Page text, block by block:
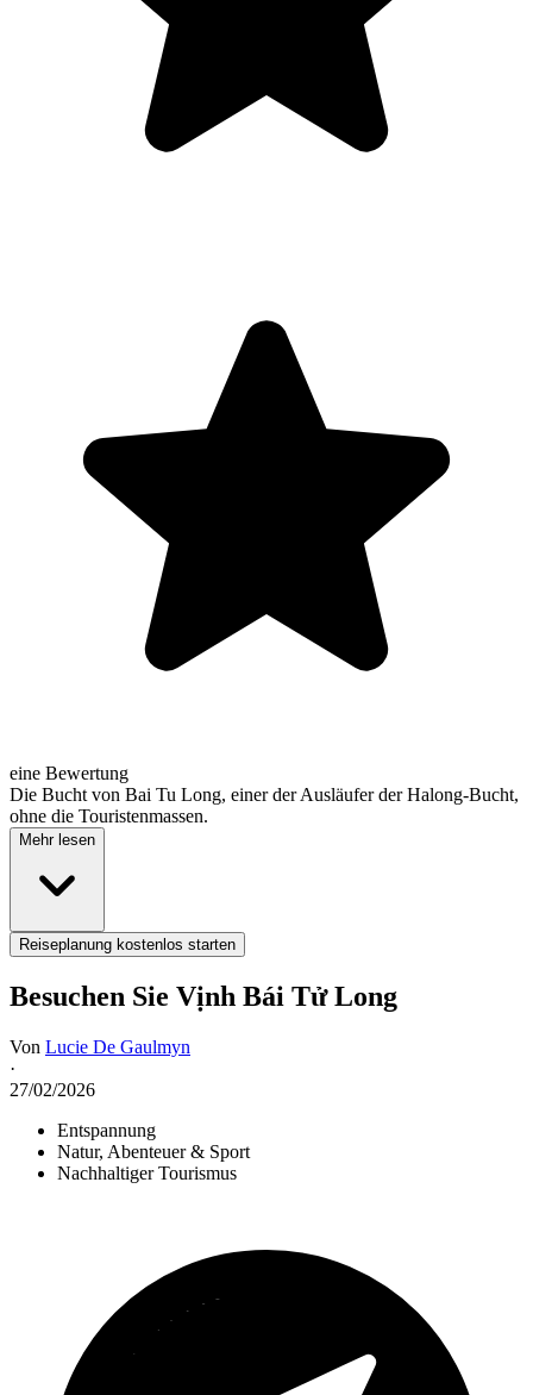
eine Bewertung
Die Bucht von Bai Tu Long, einer der Ausläufer der Halong-Bucht,
ohne die Touristenmassen.
Mehr lesen
Reiseplanung kostenlos starten
Besuchen Sie Vịnh Bái Tử Long
Von Lucie De Gaulmyn
·
27/02/2026
Entspannung
Natur, Abenteuer & Sport
Nachhaltiger Tourismus